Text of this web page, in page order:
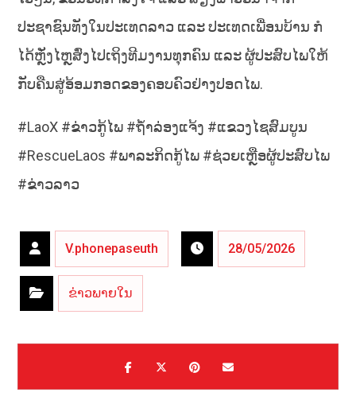
ປະຊາຊົນທັງໃນປະເທດລາວ ແລະ ປະເທດເພື່ອນບ້ານ ກໍ
ໄດ້ຫຼັ່ງໄຫຼສົ່ງໄປເຖິງທີມງານທຸກຄົນ ແລະ ຜູ້ປະສົບໄພໃຫ້
ກັບຄືນສູ່ອ້ອມກອດຂອງຄອບຄົວຢ່າງປອດໄພ.
#LaoX #ຂ່າວກູ້ໄພ #ຖ້ຳລ່ອງແຈ້ງ #ແຂວງໄຊສົມບູນ
#RescueLaos #ພາລະກິດກູ້ໄພ #ຊ່ວຍເຫຼືອຜູ້ປະສົບໄພ
#ຂ່າວລາວ
V.phonepaseuth 28/05/2026
ຂ່າວພາຍໃນ